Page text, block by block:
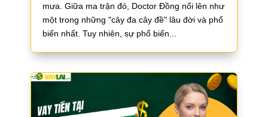
mưa. Giữa ma trận đó, Doctor Đồng nổi lên như
một trong những "cây đa cây đề" lâu đời và phổ
biến nhất. Tuy nhiên, sự phổ biến...